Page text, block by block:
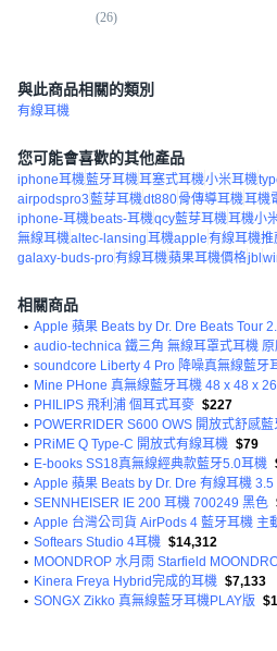
(26)
與此商品相關的類別
有線耳機
您可能會喜歡的其他產品
iphone耳機藍牙耳機耳塞式耳機小米耳機
airpodspro3藍芽耳機dt880骨傳導耳機耳機
iphone-耳機beats-耳機qcy藍芽耳機耳機小
無線耳機altec-lansing耳機apple有線耳機推
galaxy-buds-pro有線耳機蘋果耳機價格jbl
相關商品
• Apple 蘋果 Beats by Dr. Dre Beats Tour
• audio-technica 鐵三角 無線耳罩式耳機 原
• soundcore Liberty 4 Pro 降噪真無線藍牙
• Mine PHone 真無線藍牙耳機 48 x 48 x
• PHILIPS 飛利浦 個耳式耳麥 $227
•
• PRiME Q Type-C 開放式有線耳機 $79
• E-books SS18真無線經典款藍牙5.0耳機
• Apple 蘋果 Beats by Dr. Dre 有線耳機 3.5
• SENNHEISER IE 200 耳機 700249 黑色
• Apple 台灣公司貨 AirPods 4 藍牙耳機 主
• Softears Studio 4耳機 $14,312
• MOONDROP 水月雨 Starfield
• Kinera Freya Hybrid完成的耳機 $7,133
• SONGX Zikko 真無線藍牙耳機PLAY版